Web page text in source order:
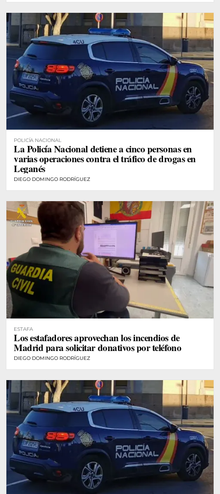
POLICÍA NACIONAL
La Policía Nacional detiene a cinco personas en
varias operaciones contra el tráfico de drogas en
Leganés
DIEGO DOMINGO RODRÍGUEZ
ESTAFA
Los estafadores aprovechan los incendios de
Madrid para solicitar donativos por teléfono
DIEGO DOMINGO RODRÍGUEZ